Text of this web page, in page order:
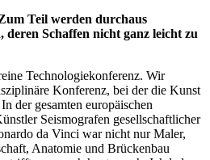
Teil werden durchaus
Schaffen nicht ganz leicht zu
Technologiekonferenz. Wir
Konferenz, bei der die Kunst
der gesamten europäischen
Seismografen gesellschaftlicher
da Vinci war nicht nur Maler,
Anatomie und Brückenbau